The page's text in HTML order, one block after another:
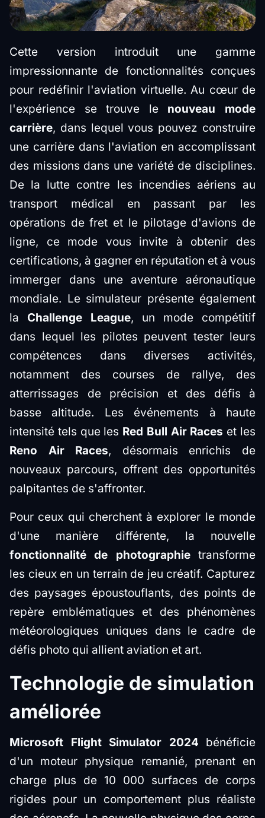
Cette version introduit une gamme
impressionnante de fonctionnalités conçues
pour redéfinir l'aviation virtuelle. Au cœur de
l'expérience se trouve le nouveau mode
carrière, dans lequel vous pouvez construire
une carrière dans l'aviation en accomplissant
des missions dans une variété de disciplines.
De la lutte contre les incendies aériens au
transport médical en passant par les
opérations de fret et le pilotage d'avions de
ligne, ce mode vous invite à obtenir des
certifications, à gagner en réputation et à vous
immerger dans une aventure aéronautique
mondiale. Le simulateur présente également
la Challenge League, un mode compétitif
dans lequel les pilotes peuvent tester leurs
compétences dans diverses activités,
notamment des courses de rallye, des
atterrissages de précision et des défis à
basse altitude. Les événements à haute
intensité tels que les Red Bull Air Races et les
Reno Air Races, désormais enrichis de
nouveaux parcours, offrent des opportunités
palpitantes de s'affronter.
Pour ceux qui cherchent à explorer le monde
d'une manière différente, la nouvelle
fonctionnalité de photographietransforme
les cieux en un terrain de jeu créatif. Capturez
des paysages époustouflants, des points de
repère emblématiques et des phénomènes
météorologiques uniques dans le cadre de
défis photo qui allient aviation et art.
Technologie de simulation
améliorée
Microsoft Flight Simulator 2024 bénéficie
d'un moteur physique remanié, prenant en
charge plus de 10 000 surfaces de corps
rigides pour un comportement plus réaliste